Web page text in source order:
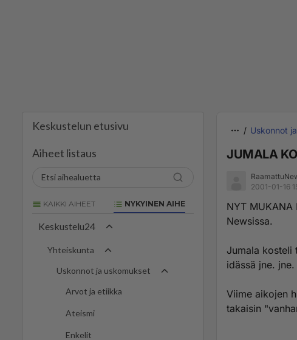
Keskustelun etusivu
Aiheet listaus
KAIKKI AIHEET NYKYINEN AIHE
Keskustelu24
Yhteiskunta
Uskonnot ja uskomukset
Arvot ja etiikka
Ateismi
Enkelit
Uskonnot
JUMALA
2001-01-16
NYT MUKANA
Newsissa.
Jumala kosteli
idässä jne. jne.
Viime aikojen
takaisin